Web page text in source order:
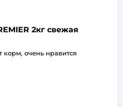
2кг свежая
корм, очень нравится